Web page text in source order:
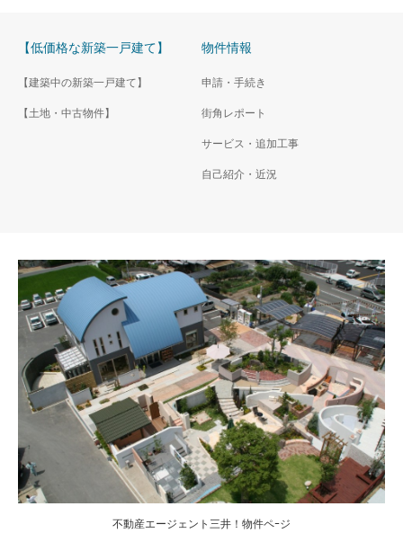
【低価格な新築一戸建て】
【建築中の新築一戸建て】
【土地・中古物件】
物件情報
申請・手続き
街角レポート
サービス・追加工事
自己紹介・近況
不動産エージェント三井！物件ペｰジ